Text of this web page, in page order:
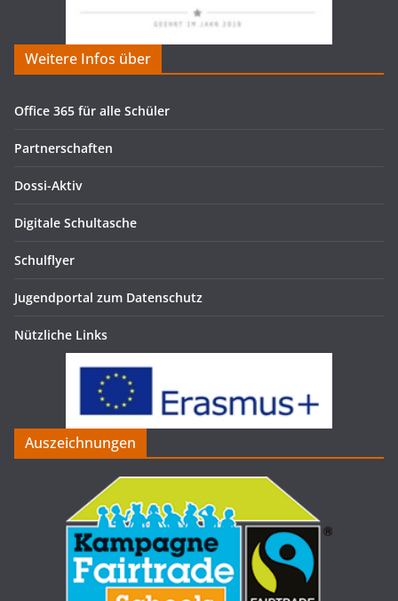
Weitere Infos über
Office 365 für alle Schüler
Partnerschaften
Dossi-Aktiv
Digitale Schultasche
Schulflyer
Jugendportal zum Datenschutz
Nützliche Links
Auszeichnungen